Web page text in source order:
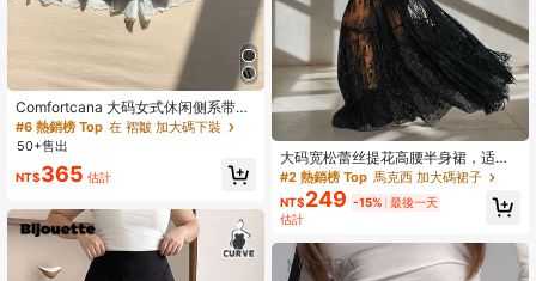
Comfortcana 大码女式休闲侧系带百
褶裙配打底裤，撞色蕾丝迷你裙
#6 熱銷榜 Top 在 褶皺 加大碼下裝
50+售出
NT$365 估計
大码宽松蕾丝提花高腰半身裙，适合
通勤和日常穿着，黑色，夏季款
#2 熱銷榜 Top 馬克西 加大碼裙子
NT$249 -15% 最後一天
估計